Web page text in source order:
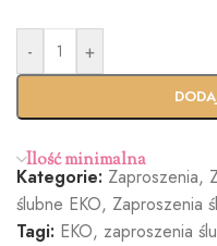
Butelkowa
Zieleń
(+1.2zł)
Jasny
Standardo
- +
Ilość minimalna
Kategorie: Zaproszenia,
ślubne EKO, Zaproszenia
Tagi: EKO, zaproszenia